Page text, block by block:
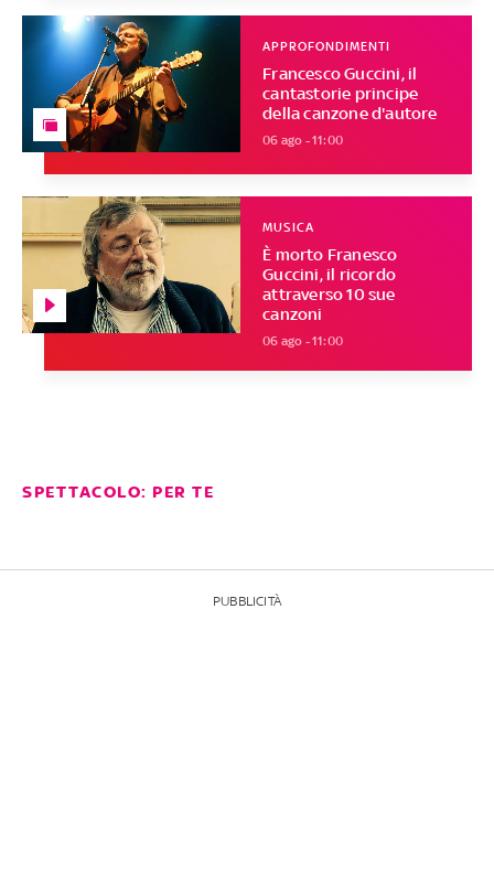
Francesco Guccini, il
cantastorie principe
della canzone d'autore
APPROFONDIMENTI
06 ago - 11:00
È morto Franesco
Guccini, il ricordo
attraverso 10 sue
canzoni
MUSICA
06 ago - 11:00
SPETTACOLO: PER TE
PUBBLICITÀ